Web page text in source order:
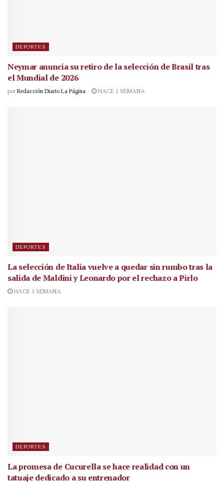
DEPORTES
Neymar anuncia su retiro de la selección de Brasil tras
el Mundial de 2026
por Redacción Diario La Página HACE 1 SEMANA
DEPORTES
La selección de Italia vuelve a quedar sin rumbo tras la
salida de Maldini y Leonardo por el rechazo a Pirlo
HACE 1 SEMANA
DEPORTES
La promesa de Cucurella se hace realidad con un
tatuaje dedicado a su entrenador